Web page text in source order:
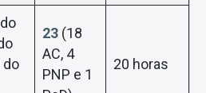
do
23 (18
AC, 4
PNP e 1
20 horas